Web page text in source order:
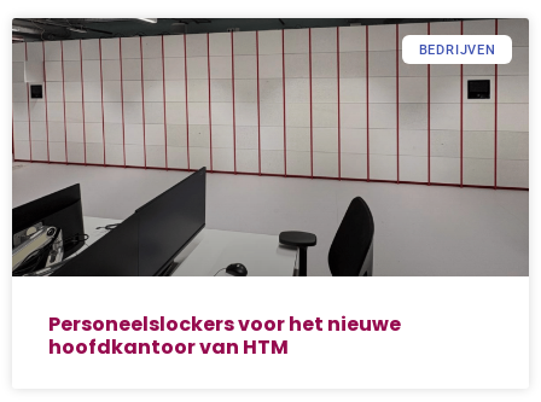
BEDRIJVEN
Personeelslockers voor het nieuwe
hoofdkantoor van HTM